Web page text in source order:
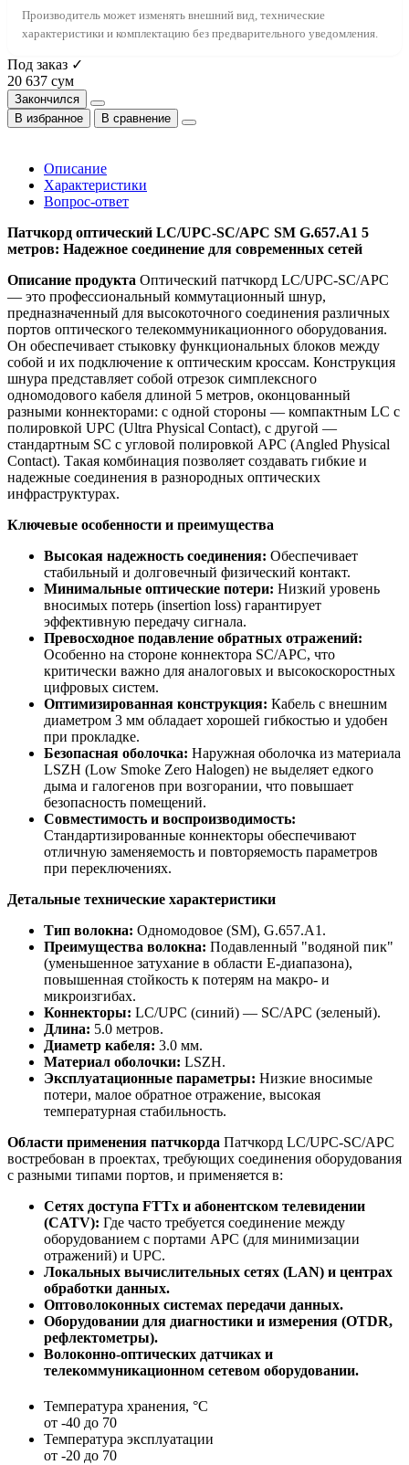
Производитель может изменять внешний вид, технические
характеристики и комплектацию без предварительного уведомления.
Под заказ ✓
20 637 сум
Закончился
В избранное
В сравнение
Описание
Характеристики
Вопрос-ответ
Патчкорд оптический LC/UPC-SC/APC SM G.657.A1 5
метров: Надежное соединение для современных сетей
Описание продукта Оптический патчкорд LC/UPC-SC/APC
— это профессиональный коммутационный шнур,
предназначенный для высокоточного соединения различных
портов оптического телекоммуникационного оборудования.
Он обеспечивает стыковку функциональных блоков между
собой и их подключение к оптическим кроссам. Конструкция
шнура представляет собой отрезок симплексного
одномодового кабеля длиной 5 метров, оконцованный
разными коннекторами: с одной стороны — компактным LC с
полировкой UPC (Ultra Physical Contact), с другой —
стандартным SC с угловой полировкой APC (Angled Physical
Contact). Такая комбинация позволяет создавать гибкие и
надежные соединения в разнородных оптических
инфраструктурах.
Ключевые особенности и преимущества
Высокая надежность соединения: Обеспечивает
стабильный и долговечный физический контакт.
Минимальные оптические потери: Низкий уровень
вносимых потерь (insertion loss) гарантирует
эффективную передачу сигнала.
Превосходное подавление обратных отражений:
Особенно на стороне коннектора SC/APC, что
критически важно для аналоговых и высокоскоростных
цифровых систем.
Оптимизированная конструкция: Кабель с внешним
диаметром 3 мм обладает хорошей гибкостью и удобен
при прокладке.
Безопасная оболочка: Наружная оболочка из материала
LSZH (Low Smoke Zero Halogen) не выделяет едкого
дыма и галогенов при возгорании, что повышает
безопасность помещений.
Совместимость и воспроизводимость:
Стандартизированные коннекторы обеспечивают
отличную заменяемость и повторяемость параметров
при переключениях.
Детальные технические характеристики
Тип волокна: Одномодовое (SM), G.657.A1.
Преимущества волокна: Подавленный "водяной пик"
(уменьшенное затухание в области E-диапазона),
повышенная стойкость к потерям на макро- и
микроизгибах.
Коннекторы: LC/UPC (синий) — SC/APC (зеленый).
Длина: 5.0 метров.
Диаметр кабеля: 3.0 мм.
Материал оболочки: LSZH.
Эксплуатационные параметры: Низкие вносимые
потери, малое обратное отражение, высокая
температурная стабильность.
Области применения патчкорда Патчкорд LC/UPC-SC/APC
востребован в проектах, требующих соединения оборудования
с разными типами портов, и применяется в:
Сетях доступа FTTx и абонентском телевидении
(CATV): Где часто требуется соединение между
оборудованием с портами APC (для минимизации
отражений) и UPC.
Локальных вычислительных сетях (LAN) и центрах
обработки данных.
Оптоволоконных системах передачи данных.
Оборудовании для диагностики и измерения (OTDR,
рефлектометры).
Волоконно-оптических датчиках и
телекоммуникационном сетевом оборудовании.
Температура хранения, °C
от -40 до 70
Температура эксплуатации
от -20 до 70